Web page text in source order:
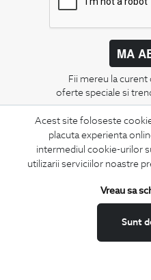
Acest site foloseste
placuta experienta
intermediul cookie-urilor
utilizarii serviciilor noastre
Sunt
Vreau sa
MA
Fii mereu la
oferte speciale si